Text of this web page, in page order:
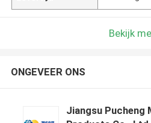
Bekijk
ONGEVEER ONS
Jiangsu Pucheng